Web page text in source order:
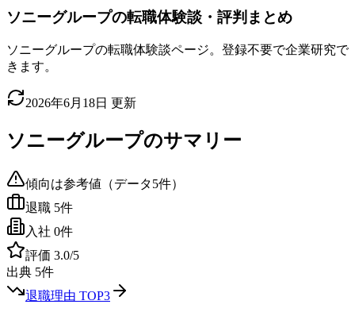
ソニーグループの転職体験談・評判まとめ
ソニーグループの転職体験談ページ。登録不要で企業研究で
きます。
2026年6月18日 更新
ソニーグループのサマリー
傾向は参考値（データ5件）
退職 5件
入社 0件
評価 3.0/5
出典 5件
退職理由 TOP3